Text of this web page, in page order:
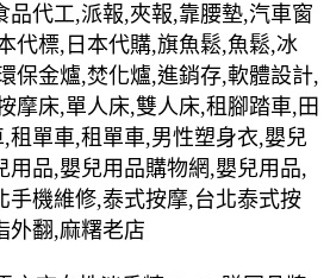
品代工,派報,夾報,靠腰墊,汽車窗
代標,日本代購,旗魚鬆,魚鬆,冰
保金爐,焚化爐,進銷存,軟體設計,
摩床,單人床,雙人床,租腳踏車,田
租單車,租單車,男性塑身衣,嬰兒
用品,嬰兒用品購物網,嬰兒用品,
手機維修,泰式按摩,台北泰式按
外翻,麻糬老店